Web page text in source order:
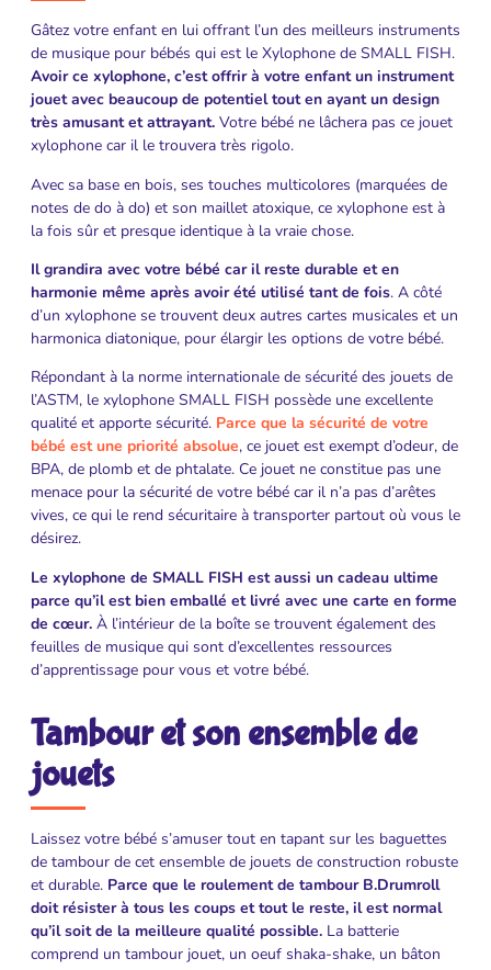
Gâtez votre enfant en lui offrant l’un des meilleurs instruments
de musique pour bébés qui est le Xylophone de SMALL FISH.
Avoir ce xylophone, c’est offrir à votre enfant un instrument
jouet avec beaucoup de potentiel tout en ayant un design
très amusant et attrayant. Votre bébé ne lâchera pas ce jouet
xylophone car il le trouvera très rigolo.
Avec sa base en bois, ses touches multicolores (marquées de
notes de do à do) et son maillet atoxique, ce xylophone est à
la fois sûr et presque identique à la vraie chose.
Il grandira avec votre bébé car il reste durable et en
harmonie même après avoir été utilisé tant de fois. A côté
d’un xylophone se trouvent deux autres cartes musicales et un
harmonica diatonique, pour élargir les options de votre bébé.
Répondant à la norme internationale de sécurité des jouets de
l’ASTM, le xylophone SMALL FISH possède une excellente
qualité et apporte sécurité. Parce que la sécurité de votre
bébé est une priorité absolue, ce jouet est exempt d’odeur, de
BPA, de plomb et de phtalate. Ce jouet ne constitue pas une
menace pour la sécurité de votre bébé car il n’a pas d’arêtes
vives, ce qui le rend sécuritaire à transporter partout où vous le
désirez.
Le xylophone de SMALL FISH est aussi un cadeau ultime
parce qu’il est bien emballé et livré avec une carte en forme
de cœur. À l’intérieur de la boîte se trouvent également des
feuilles de musique qui sont d’excellentes ressources
d’apprentissage pour vous et votre bébé.
Tambour et son ensemble de
jouets
Laissez votre bébé s’amuser tout en tapant sur les baguettes
de tambour de cet ensemble de jouets de construction robuste
et durable. Parce que le roulement de tambour B.Drumroll
doit résister à tous les coups et tout le reste, il est normal
qu’il soit de la meilleure qualité possible. La batterie
comprend un tambour jouet, un oeuf shaka-shake, un bâton